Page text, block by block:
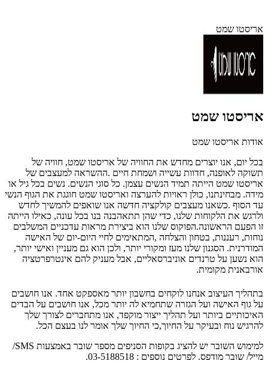
אריסטו שמט
אריסטו שמט
אודות אריסטו שמט
‬המודרנית. ‬הסגנון‭ ‬שלנו‭ ‬מעז‭ ‬ומקורי‭ ‬יותר, ‬ולכן‭ ‬הוא‭ ‬גם‭ ‬מעניין‭ ‬ואישי‭ ‬יותר,
‬אורבאנית‭ ‬מקומית‭.
‬להרגיש‭ ‬נוח‭ ‬ובעיקר‭ ‬על‭ ‬החיוך‭,‬כי‭ ‬החיוך‭ ‬שלך‭ ‬אומר‭ ‬לנו‭ ‬בעצם‭ ‬הכל‭.‬
למימוש השובר יש להציג בקופות הסניפים מספר שובר באמצעות SMS/
מייל/ שובר מודפס. לפרטים נוספים : 03-5188518.